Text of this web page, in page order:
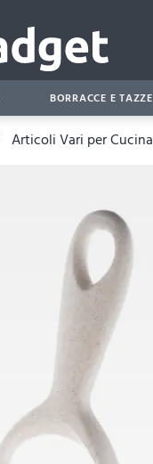
BORRACCE E TAZZE
Articoli Vari per Cucina